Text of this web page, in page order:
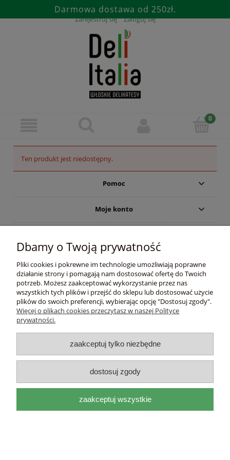
Darmowa dostawa od 250zł.
Zarejestruj się Zaloguj się
Ten produkt jest niedostępny.
Pomoc
Moje konto
Informacje
O nas
DELIITALIA
adres: Mackiewicza 17a 31-214 Kraków, woj.
e-mail: biuro@deliitalia.pl
NIP:9451155910
pokaż pełną wersję strony
Sklep internetowy Shoper.pl
Dbamy o Twoją prywatność
Pliki cookies i pokrewne im technologie umożliwiają poprawne
działanie strony i pomagają nam dostosować ofertę do Twoich
potrzeb. Możesz zaakceptować wykorzystanie przez nas
wszystkich tych plików i przejść do sklepu lub dostosować użycie
plików do swoich preferencji, wybierając opcję "Dostosuj zgody".
Więcej o plikach cookies przeczytasz w naszej Polityce
prywatności.
zaakceptuj tylko niezbędne
dostosuj zgody
zaakceptuj wszystkie